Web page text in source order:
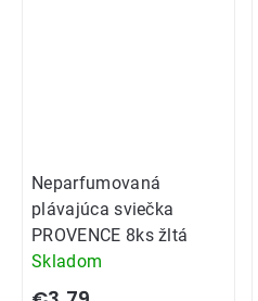
Neparfumovaná
plávajúca sviečka
PROVENCE 8ks žltá
Skladom